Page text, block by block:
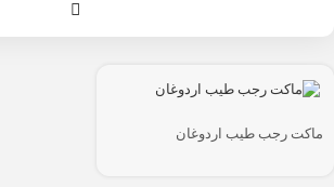
ماکت رجب طیب اردوغان